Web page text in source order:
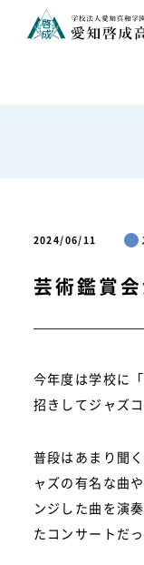
2024/06/11
芸術鑑賞
今年度は学校に
招きしてジャズ
普段はあまり聞
ャズの有名な曲
ンジした曲を演
たコンサートだ